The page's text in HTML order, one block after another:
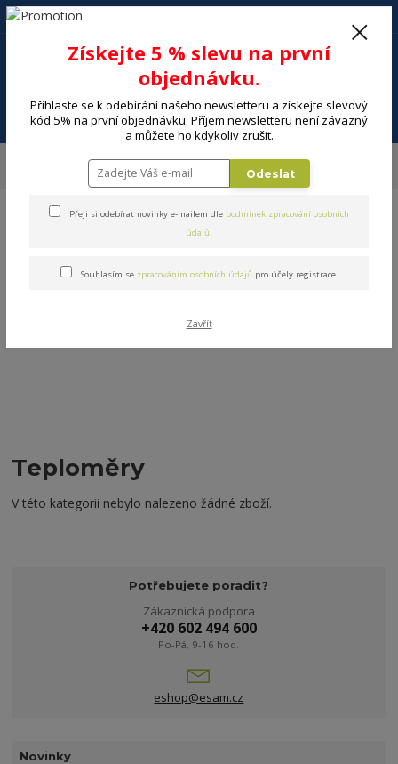
Menu
+420 602 494 600
Teploměry
V této kategorii nebylo nalezeno žádné zboží.
Potřebujete poradit?
Zákaznická podpora
+420 602 494 600
Po-Pá, 9-16 hod.
eshop@esam.cz
Novinky
Získejte 5 % slevu na první
objednávku.
Přihlaste se k odebírání našeho newsletteru a získejte slevový
kód 5% na první objednávku. Příjem newsletteru není závazný
a můžete ho kdykoliv zrušit.
Odeslat
Přeji si odebírat novinky e-mailem dle podmínek zpracování osobních
údajů.
Souhlasím se zpracováním osobních údajů pro účely registrace.
Zavřít